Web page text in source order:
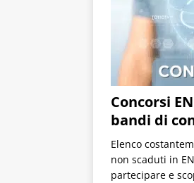
Concorsi
bandi di
Elenco
non scaduti in
partecipare e